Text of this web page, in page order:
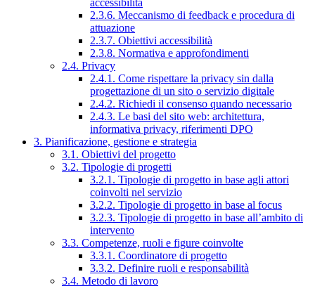
accessibilità
2.3.6. Meccanismo di feedback e procedura di
attuazione
2.3.7. Obiettivi accessibilità
2.3.8. Normativa e approfondimenti
2.4. Privacy
2.4.1. Come rispettare la privacy sin dalla
progettazione di un sito o servizio digitale
2.4.2. Richiedi il consenso quando necessario
2.4.3. Le basi del sito web: architettura,
informativa privacy, riferimenti DPO
3. Pianificazione, gestione e strategia
3.1. Obiettivi del progetto
3.2. Tipologie di progetti
3.2.1. Tipologie di progetto in base agli attori
coinvolti nel servizio
3.2.2. Tipologie di progetto in base al focus
3.2.3. Tipologie di progetto in base all’ambito di
intervento
3.3. Competenze, ruoli e figure coinvolte
3.3.1. Coordinatore di progetto
3.3.2. Definire ruoli e responsabilità
3.4. Metodo di lavoro